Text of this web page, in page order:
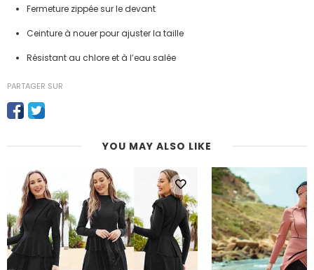
Fermeture zippée sur le devant
Ceinture à nouer pour ajuster la taille
Résistant au chlore et à l’eau salée
PARTAGER SUR
YOU MAY ALSO LIKE